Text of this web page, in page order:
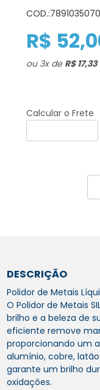
COD.:
R$
ou 3xde R$ 17,33
Calcular o Frete
DESCRIÇÃO
Polidor de Metais
O Polidor de Metais
brilho e a beleza de
eficiente remove
proporcionando um
alumínio, cobre,
garante um brilho
oxidações.